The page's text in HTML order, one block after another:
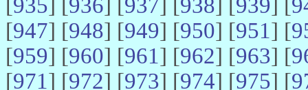
[935] [936] [937] [938] [939] [
[947] [948] [949] [950] [951] [
[959] [960] [961] [962] [963] [
[971] [972] [973] [974] [975] [